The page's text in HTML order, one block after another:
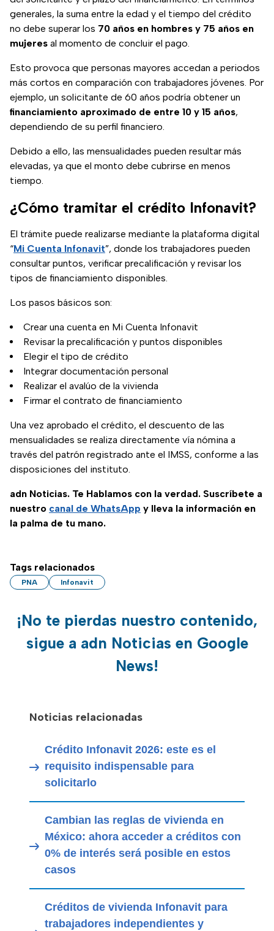
generales, la suma entre la edad y el tiempo del crédito
no debe superar los 70 años en hombres y 75 años en
mujeres al momento de concluir el pago.
Esto provoca que personas mayores accedan a periodos
más cortos en comparación con trabajadores jóvenes. Por
ejemplo, un solicitante de 60 años podría obtener un
financiamiento aproximado de entre 10 y 15 años,
dependiendo de su perfil financiero.
Debido a ello, las mensualidades pueden resultar más
elevadas, ya que el monto debe cubrirse en menos
tiempo.
¿Cómo tramitar el crédito Infonavit?
El trámite puede realizarse mediante la plataforma digital
“Mi Cuenta Infonavit”, donde los trabajadores pueden
consultar puntos, verificar precalificación y revisar los
tipos de financiamiento disponibles.
Los pasos básicos son:
Crear una cuenta en Mi Cuenta Infonavit
Revisar la precalificación y puntos disponibles
Elegir el tipo de crédito
Integrar documentación personal
Realizar el avalúo de la vivienda
Firmar el contrato de financiamiento
Una vez aprobado el crédito, el descuento de las
mensualidades se realiza directamente vía nómina a
través del patrón registrado ante el IMSS, conforme a las
disposiciones del instituto.
adn Noticias. Te Hablamos con la verdad. Suscríbete a
nuestro canal de WhatsApp y lleva la información en
la palma de tu mano.
Tags relacionados
PNA Infonavit
¡No te pierdas nuestro contenido,
sigue a adn Noticias en Google
News!
Noticias relacionadas
Crédito Infonavit 2026: este es el
requisito indispensable para
solicitarlo
Cambian las reglas de vivienda en
México: ahora acceder a créditos con
0% de interés será posible en estos
casos
Créditos de vivienda Infonavit para
trabajadores independientes y